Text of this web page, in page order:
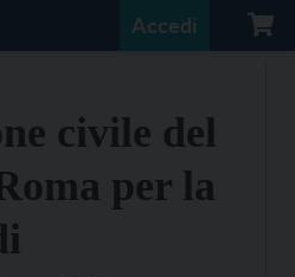
Accedi
civile del
per la